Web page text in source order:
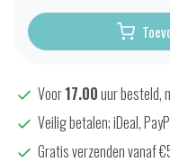
Voor17.00uur besteld,
Veilig betalen; iDeal,
Gratis verzenden vanaf